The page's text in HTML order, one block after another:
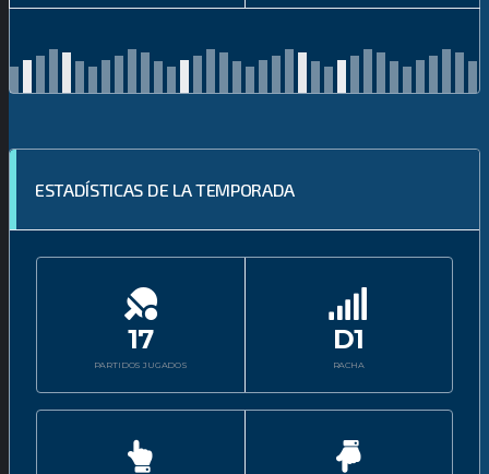
ESTADÍSTICAS DE LA TEMPORADA
17
PARTIDOS JUGADOS
D1
RACHA